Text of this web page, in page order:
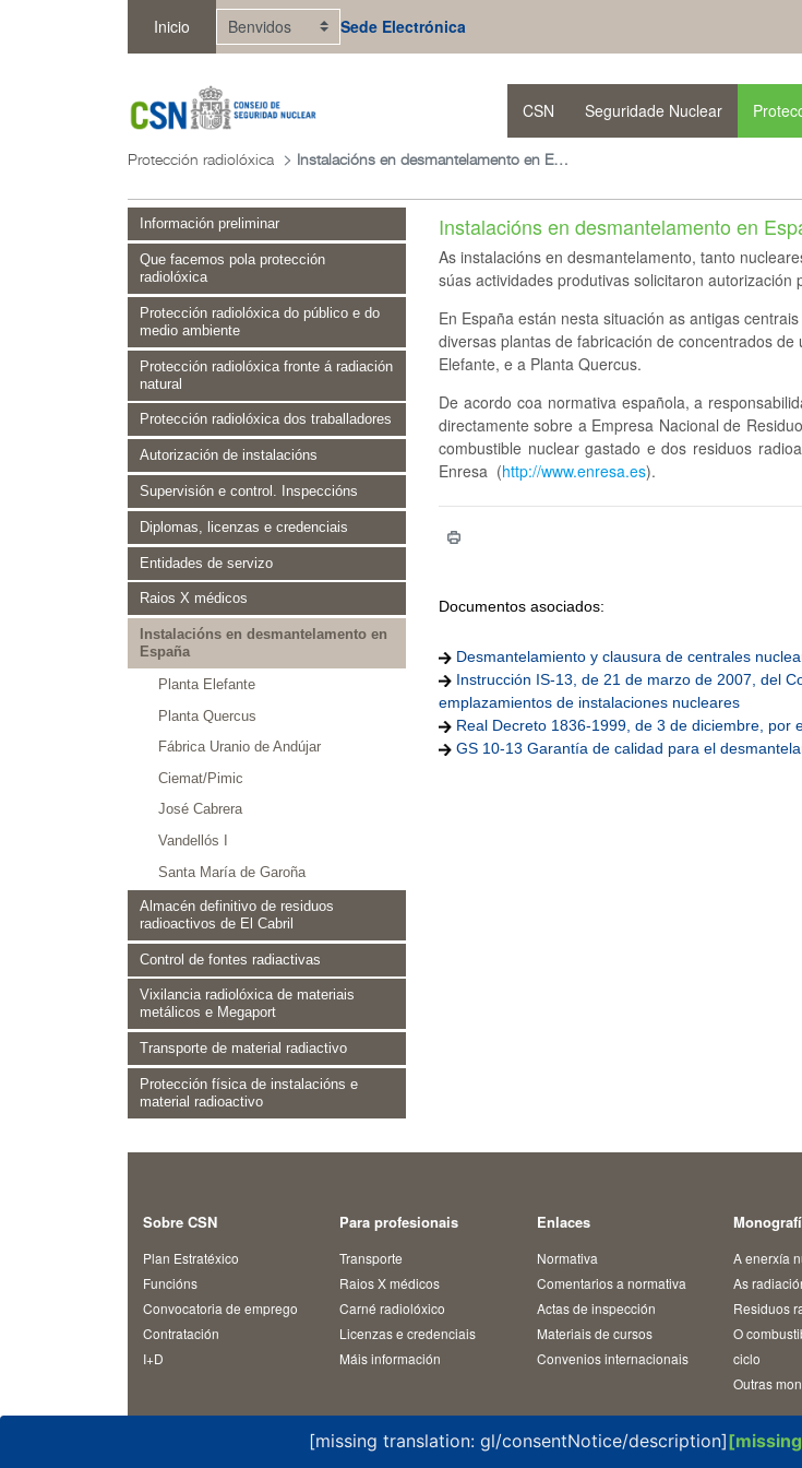
Saltar ao contido principal
Inicio Sede Electrónica
CSN Seguridade Nuclear
Protección radiolóxica Instalacións en desmantelamento en España
Información preliminar
Que facemos pola protección
radiolóxica
Protección radiolóxica do público e do
medio ambiente
Protección radiolóxica fronte á radiación
natural
Protección radiolóxica dos traballadores
Autorización de instalacións
Supervisión e control. Inspeccións
Diplomas, licenzas e credenciais
Entidades de servizo
Raios X médicos
Instalacións en desmantelamento en
España
Planta Elefante
Planta Quercus
Fábrica Uranio de Andújar
Ciemat/Pimic
José Cabrera
Vandellós I
Santa María de Garoña
Almacén definitivo de residuos
radioactivos de El Cabril
Control de fontes radiactivas
Vixilancia radiolóxica de materiais
metálicos e Megaport
Transporte de material radiactivo
Protección física de instalacións e
material radioactivo
Instalacións en desmantelamento en
As instalacións en desmantelamento, tanto
súas actividades produtivas solicitaron
En España están nesta situación as antigas
diversas plantas de fabricación de concentrados
Elefante, e a Planta Quercus.
De acordo coa normativa española, a
directamente sobre a Empresa Nacional de
combustible nuclear gastado e dos residuos
Enresa (http://www.enresa.es).
Documentos asociados:
Desmantelamiento y clausura de centrales
Instrucción IS-13, de 21 de marzo de 2007, del
emplazamientos de instalaciones nucleares
Real Decreto 1836-1999, de 3 de diciembre, por
GS 10-13 Garantía de calidad para el
Sobre CSN
Plan Estratéxico
Funcións
Convocatoria de emprego
Contratación
I+D
Para profesionais
Transporte
Raios X médicos
Carné radiolóxico
Licenzas e credenciais
Máis información
Enlaces
Normativa
Comentarios a normativa
Actas de inspección
Materiais de cursos
Convenios internacionais
A enerxía
As
Residuos
O
ciclo
Outras
[missing translation: gl/consentNotice/description]